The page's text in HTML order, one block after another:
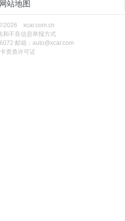
网站地图
xcar.com.cn
和不良信息举报方式
邮箱：auto@xcar.com
资质许可证